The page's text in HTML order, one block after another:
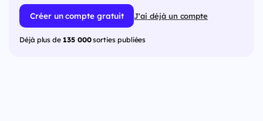
Créer un compte gratuit J'ai déjà un compte
Déjà plus de 135 000sorties publiées